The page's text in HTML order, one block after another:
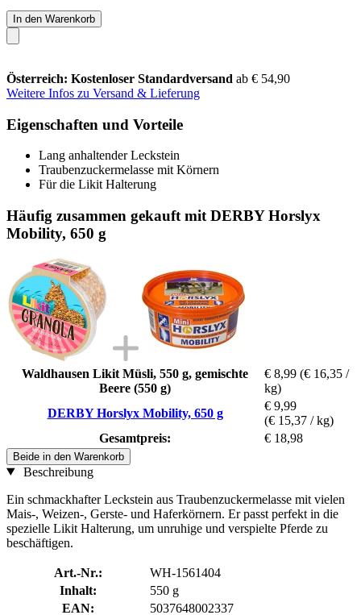
In den Warenkorb
Österreich: Kostenloser Standardversand ab € 54,90
Weitere Infos zu Versand & Lieferung
Eigenschaften und Vorteile
Lang anhaltender Leckstein
Traubenzuckermelasse mit Körnern
Für die Likit Halterung
Häufig zusammen gekauft mit DERBY Horslyx
Mobility, 650 g
Waldhausen Likit Müsli, 550 g, gemischte
Beere (550 g)
€ 8,99 (€ 16,35 /
kg)
DERBY Horslyx Mobility, 650 g
€ 9,99
(€ 15,37 / kg)
Gesamtpreis:
€ 18,98
Beide in den Warenkorb
Beschreibung
Ein schmackhafter Leckstein aus Traubenzuckermelasse mit vielen
Mais-, Weizen-, Gerste- und Haferkörnern. Er passt perfekt in die
spezielle Likit Halterung, um unruhige und verspielte Pferde zu
beschäftigen.
Art.-Nr.:
WH-1561404
Inhalt:
550 g
EAN:
5037648002337